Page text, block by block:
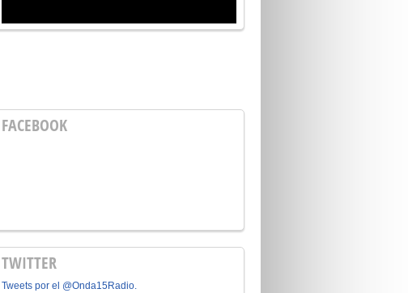
FACEBOOK
TWITTER
Tweets por el @Onda15Radio.